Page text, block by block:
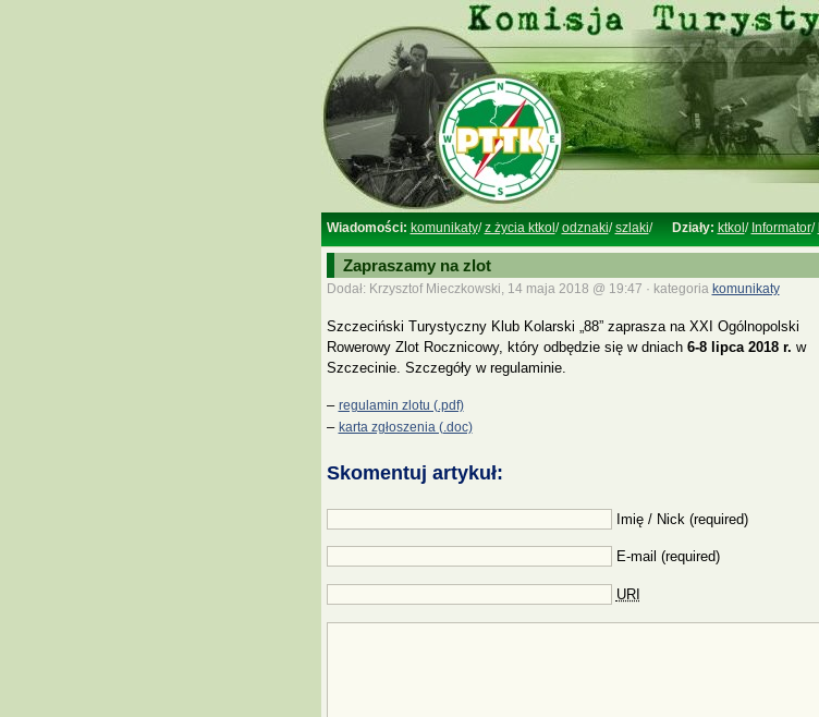
Wiadomości: komunikaty/z życia ktkol /odznaki/szlaki/ Działy: ktkol / Informator/
Zapraszamy na zlot
Dodał: Krzysztof Mieczkowski, 14 maja 2018 @ 19:47 · kategoria komunikaty
Szczeciński Turystyczny Klub Kolarski „88” zaprasza na XXI Ogólnopolski
Rowerowy Zlot Rocznicowy, który odbędzie się w dniach 6-8 lipca 2018 r. w
Szczecinie. Szczegóły w regulaminie.
– regulamin zlotu (.pdf)
– karta zgłoszenia (.doc)
Skomentuj artykuł:
Imię / Nick (required)
E-mail (required)
URI